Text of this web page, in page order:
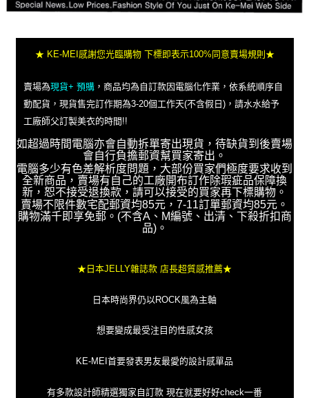
★ KE-MEI感謝您光臨購物 下標即表示100%同意賣場規則★
賣場為現貨+ 預購，商品均為自訂款因電腦化作業，依系統順序自
動配貨，現貨售完訂作期為3-20個工作天(不含假日)，請水水給予
工廠師父訂製美衣的時間!!
如超過時間電腦亦會自動拆單寄出現貨，待缺貨到後賣場
會自行負擔郵資幫買家寄出。
電腦多少有色差解析度問題，大部份買家們極度要求收到
全新商品，賣場有自己的工廠開布訂作除瑕疵品保障換
新，恕不接受退換款，請可以接受的買家再下標購物。
賣場不限件數宅配郵資均85元，7-11訂單郵資均85元。
購物滿千即享免郵。(不含A、M編號、出清、下殺折扣商
品)。
★日本JELLY雜誌款 店長超質感推薦★
日本時尚界仍以ROCK風為主軸
想要變成最受注目的性感女孩
KE-MEI首要發表男友最愛的設計感單品
有多款設計師精選獨家自訂款 現在就要好好check一番